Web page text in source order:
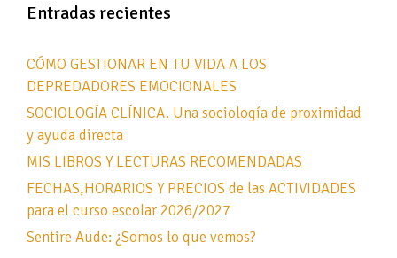
Entradas recientes
CÓMO GESTIONAR EN TU VIDA A LOS
DEPREDADORES EMOCIONALES
SOCIOLOGÍA CLÍNICA. Una sociología de proximidad
y ayuda directa
MIS LIBROS Y LECTURAS RECOMENDADAS
FECHAS,HORARIOS Y PRECIOS de las ACTIVIDADES
para el curso escolar 2026/2027
Sentire Aude: ¿Somos lo que vemos?